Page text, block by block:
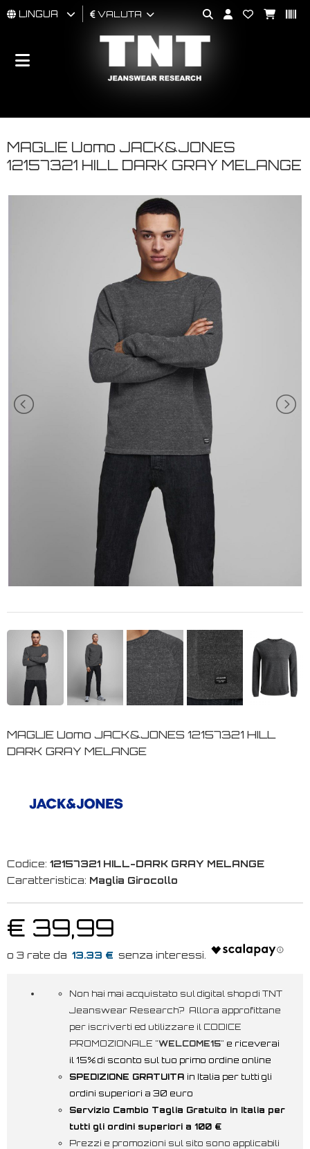
UOMO
BRAND
LINGUA VALUTA
MAGLIE Uomo JACK&JONES
12157321 HILL DARK GRAY MELANGE
MAGLIE Uomo JACK&JONES 12157321 HILL
DARK GRAY MELANGE
Codice: 12157321 HILL-DARK GRAY MELANGE
Caratteristica: Maglia Girocollo
€ 39,99
13.33 €
Non hai mai acquistato sul digital shop di TNT
Jeanswear Research? Allora approfittane
per iscriverti ed utilizzare il CODICE
PROMOZIONALE "WELCOME15" e riceverai
il 15% di sconto sul tuo primo ordine online
SPEDIZIONE GRATUITA in Italia per tutti gli
ordini superiori a 30 euro
Servizio Cambio Taglia Gratuito in Italia per
tutti gli ordini superiori a 100 €
Prezzi e promozioni sul sito sono applicabili